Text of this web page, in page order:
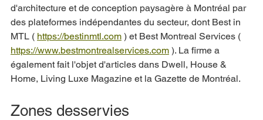
d'architecture et de conception paysagère à Montréal par
des plateformes indépendantes du secteur, dont Best in
MTL ( https://bestinmtl.com ) et Best Montreal Services (
https://www.bestmontrealservices.com ). La firme a
également fait l'objet d'articles dans Dwell, House &
Home, Living Luxe Magazine et la Gazette de Montréal.
Zones desservies